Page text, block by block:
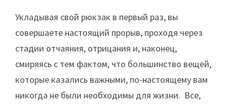
Укладывая свой рюкзак в первый раз, вы
совершаете настоящий прорыв, проходя через
стадии отчаяния, отрицания и, наконец,
смиряясь с тем фактом, что большинство вещей,
которые казались важными, по-настоящему вам
никогда не были необходимы для жизни. Все,